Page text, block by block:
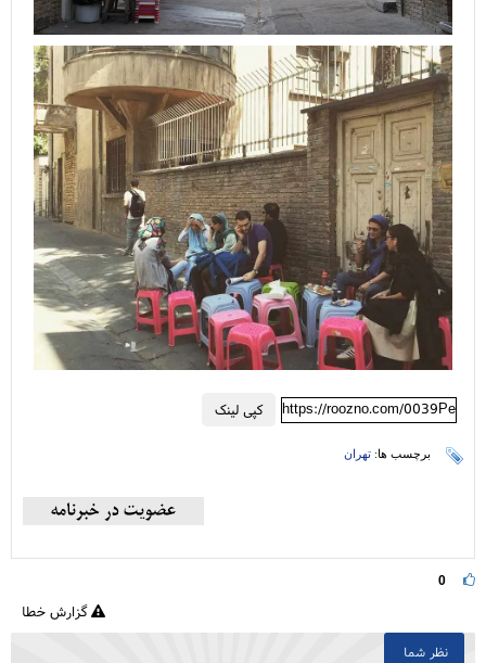
کپی لینک https://roozno.com/0039Pe
برچسب ها: تهران
0
گزارش خطا
نظر شما